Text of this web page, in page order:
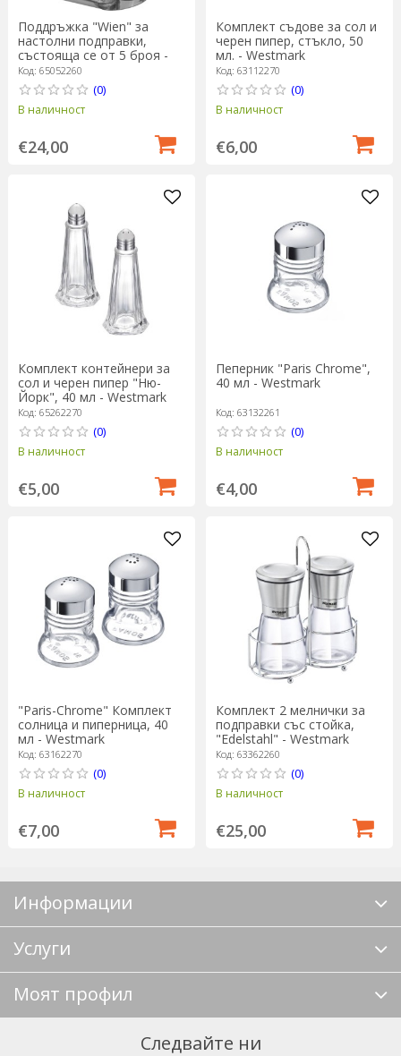
Поддръжка "Wien" за
настолни подправки,
състояща се от 5 броя -
Westmark
Код: 65052260
(0)
В наличност
€24,00
Комплект съдове за сол и
черен пипер, стъкло, 50
мл. - Westmark
Код: 63112270
(0)
В наличност
€6,00
Комплект контейнери за
сол и черен пипер "Ню-
Йорк", 40 мл - Westmark
Код: 65262270
(0)
В наличност
€5,00
Пеперник "Paris Chrome",
40 мл - Westmark
Код: 63132261
(0)
В наличност
€4,00
"Paris-Chrome" Комплект
солница и пиперница, 40
мл - Westmark
Код: 63162270
(0)
В наличност
€7,00
Комплект 2 мелнички за
подправки със стойка,
"Edelstahl" - Westmark
Код: 63362260
(0)
В наличност
€25,00
Информации
Услуги
Моят профил
Следвайте ни